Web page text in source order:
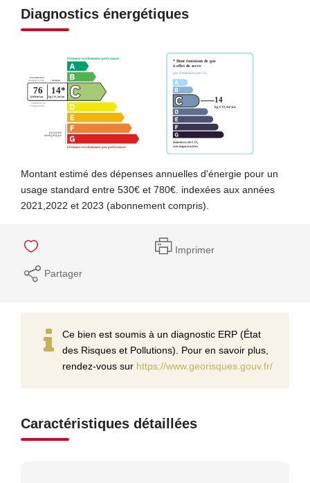
Diagnostics énergétiques
Montant estimé des dépenses annuelles d'énergie pour un
usage standard entre 530€ et 780€. indexées aux années
2021,2022 et 2023 (abonnement compris).
Imprimer
Partager
Ce bien est soumis à un diagnostic ERP (État
des Risques et Pollutions). Pour en savoir plus,
rendez-vous sur https://www.georisques.gouv.fr/
Caractéristiques détaillées